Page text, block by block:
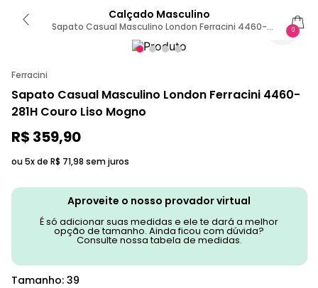
Calçado Masculino
Sapato Casual Masculino London Ferracini 4460-
281H 39 / MARROM | BROWN
0
Ferracini
Sapato Casual Masculino London Ferracini 4460-
281H Couro Liso Mogno
R$ 359,90
ou 5x de R$ 71,98 sem juros
Aproveite o nosso provador virtual
É só adicionar suas medidas e ele te dará a melhor
opção de tamanho. Ainda ficou com dúvida?
Consulte nossa tabela de medidas.
Tamanho: 39